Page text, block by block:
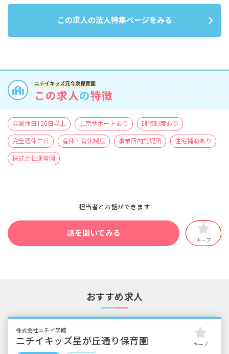
この求人の法人特集ページをみる
ニチイキッズ元今泉保育園
この求人の特徴
年間休日120日以上 上京サポートあり 研修制度あり
完全週休二日 産休・育休制度 事業所内託児所 住宅補助あり
株式会社運営園
担当者とお話ができます
話を聞いてみる
キープ
おすすめ求人
株式会社ニチイ学館
ニチイキッズ星が丘通り保育園 キープ